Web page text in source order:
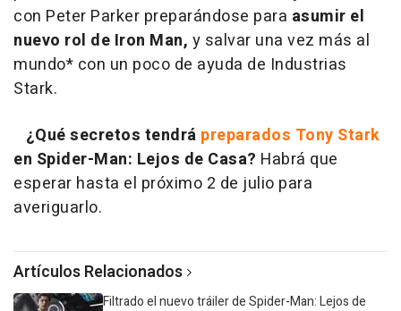
con Peter Parker preparándose para asumir el
nuevo rol de Iron Man, y salvar una vez más al
mundo* con un poco de ayuda de Industrias
Stark.
¿Qué secretos tendrá preparados Tony Stark
en Spider-Man: Lejos de Casa? Habrá que
esperar hasta el próximo 2 de julio para
averiguarlo.
Artículos Relacionados
Filtrado el nuevo tráiler de Spider-Man: Lejos de